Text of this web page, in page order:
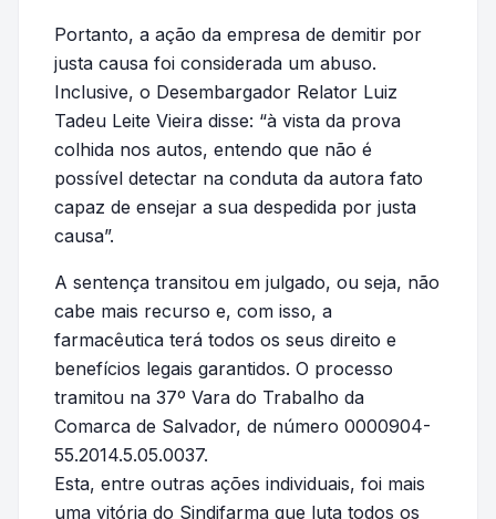
Portanto, a ação da empresa de demitir por
justa causa foi considerada um abuso.
Inclusive, o Desembargador Relator Luiz
Tadeu Leite Vieira disse: “à vista da prova
colhida nos autos, entendo que não é
possível detectar na conduta da autora fato
capaz de ensejar a sua despedida por justa
causa”.
A sentença transitou em julgado, ou seja, não
cabe mais recurso e, com isso, a
farmacêutica terá todos os seus direito e
benefícios legais garantidos. O processo
tramitou na 37º Vara do Trabalho da
Comarca de Salvador, de número 0000904-
55.2014.5.05.0037.
Esta, entre outras ações individuais, foi mais
uma vitória do Sindifarma que luta todos os